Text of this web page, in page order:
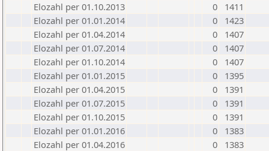
Elozahl per 01.10.2013
0
1411
Elozahl per 01.01.2014
0
1423
Elozahl per 01.04.2014
0
1407
Elozahl per 01.07.2014
0
1407
Elozahl per 01.10.2014
0
1407
Elozahl per 01.01.2015
0
1395
Elozahl per 01.04.2015
0
1391
Elozahl per 01.07.2015
0
1391
Elozahl per 01.10.2015
0
1391
Elozahl per 01.01.2016
0
1383
Elozahl per 01.04.2016
0
1383